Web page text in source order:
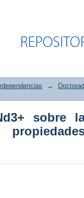
sobre
la
→
sobre